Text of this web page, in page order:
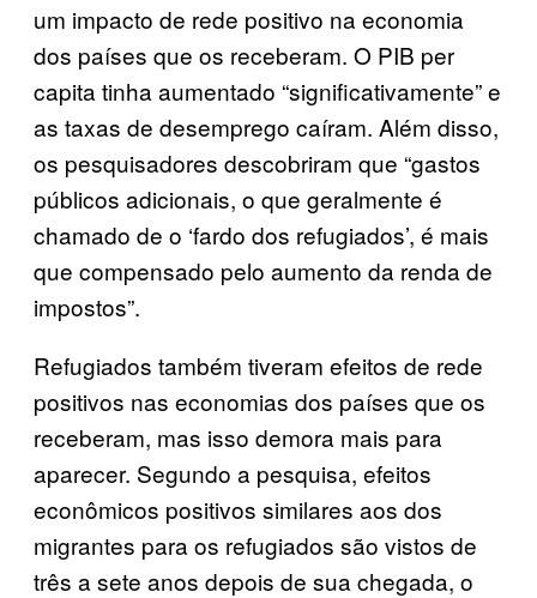
um impacto de rede positivo na economia
dos países que os receberam. O PIB per
capita tinha aumentado “significativamente” e
as taxas de desemprego caíram. Além disso,
os pesquisadores descobriram que “gastos
públicos adicionais, o que geralmente é
chamado de o ‘fardo dos refugiados’, é mais
que compensado pelo aumento da renda de
impostos”.
Refugiados também tiveram efeitos de rede
positivos nas economias dos países que os
receberam, mas isso demora mais para
aparecer. Segundo a pesquisa, efeitos
econômicos positivos similares aos dos
migrantes para os refugiados são vistos de
três a sete anos depois de sua chegada, o